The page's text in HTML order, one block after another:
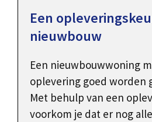
Een
nieuwbouw
Een nieuwbouwwoning
oplevering goed worden
Met behulp van een
voorkom je dat er nog